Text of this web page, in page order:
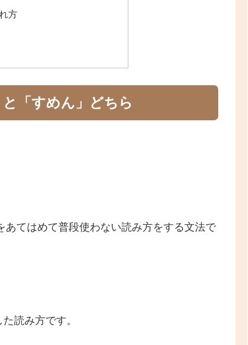
方
「すめん」どちら
てはめて普段使わない読み方をする文法で
読み方です。